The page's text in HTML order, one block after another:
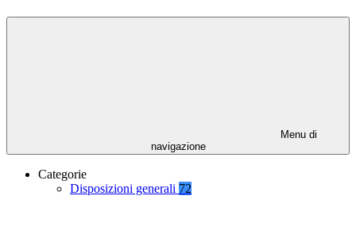
Menu di
navigazione
Categorie
Disposizioni generali 72